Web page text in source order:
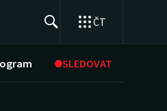
ČT
SLEDOVAT